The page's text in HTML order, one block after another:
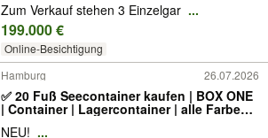
Zum Verkauf stehen 3 Einzelgar ...
199.000 €
Online-Besichtigung
Hamburg 26.07.2026
✅ 20 Fuß Seecontainer kaufen | BOX ONE
| Container | Lagercontainer | alle Farben
✅
NEU! ...